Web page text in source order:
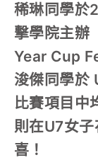
稀琳同學於
撃學院主辦
Year Cup
浚傑同學於
比賽項目中
則在U7女
喜！